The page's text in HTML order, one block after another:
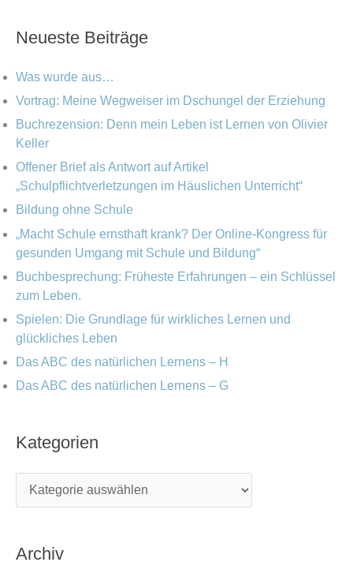
e
n
n
a
c
Neueste Beiträge
Was wurde aus…
Vortrag: Meine Wegweiser im Dschungel der Erziehung
Buchrezension: Denn mein Leben ist Lernen von Olivier
Keller
Offener Brief als Antwort auf Artikel
„Schulpflichtverletzungen im Häuslichen Unterricht“
Bildung ohne Schule
„Macht Schule ernsthaft krank? Der Online-Kongress für
gesunden Umgang mit Schule und Bildung“
Buchbesprechung: Früheste Erfahrungen – ein Schlüssel
zum Leben.
Spielen: Die Grundlage für wirkliches Lernen und
glückliches Leben
Das ABC des natürlichen Lernens – H
Das ABC des natürlichen Lernens – G
Kategorien
e
i
e
n
Archiv
h